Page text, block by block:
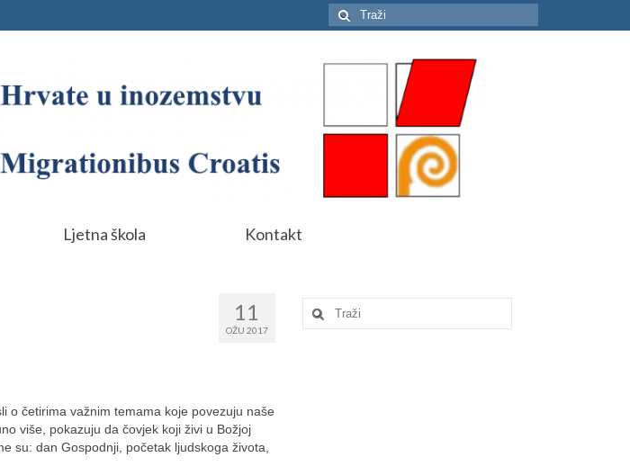
Search
for:
Ljetna škola Kontakt
11
OŽU 2017
o četirima važnim temama koje povezuju naše
više, pokazuju da čovjek koji živi u Božjoj
su: dan Gospodnji, početak ljudskoga života,
Search
for: